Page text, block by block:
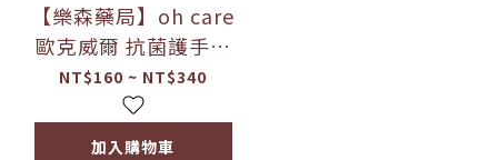
【樂森藥局】oh care
歐克威爾 抗菌護手霜
(50ml) 幼兒可用 獨特
P113+ 抗菌胜肽配方
酒精消毒後保養
NT$160 ~ NT$340
加入購物車